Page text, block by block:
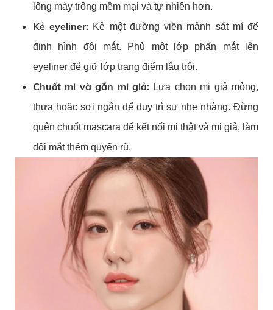
lông mày trông mềm mại và tự nhiên hơn.
Kẻ eyeliner: Kẻ một đường viền mảnh sát mí để
định hình đôi mắt. Phủ một lớp phấn mắt lên
eyeliner để giữ lớp trang điểm lâu trôi.
Chuốt mi và gắn mi giả: Lựa chọn mi giả mỏng,
thưa hoặc sợi ngắn để duy trì sự nhẹ nhàng. Đừng
quên chuốt mascara để kết nối mi thật và mi giả, làm
đôi mắt thêm quyến rũ.